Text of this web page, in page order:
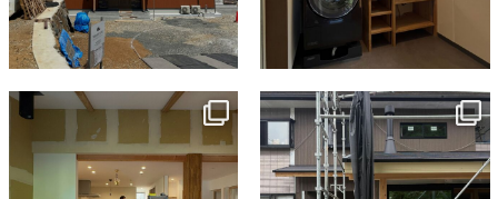
tomohouseinc
tomohouseinc
6月 3